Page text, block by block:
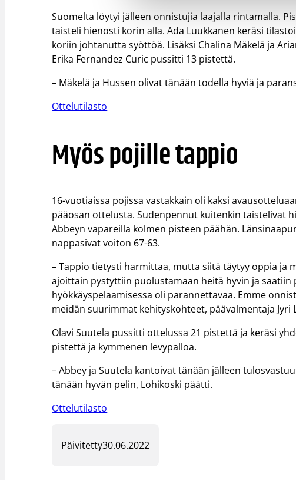
Suomelta löytyi jälleen onnistujia laajalla rintamalla.
taisteli hienosti korin alla. Ada Luukkanen keräsi
koriin johtanutta syöttöä. Lisäksi Chalina Mäkelä ja
Erika Fernandez Curic pussitti 13 pistettä.
– Mäkelä ja Hussen olivat tänään todella hyviä ja
Ottelutilasto
Myös pojille tappio
16-vuotiaissa pojissa vastakkain oli kaksi
pääosan ottelusta. Sudenpennut kuitenkin taistelivat
Abbeyn vapareilla kolmen pisteen päähän.
nappasivat voiton 67-63.
– Tappio tietysti harmittaa, mutta siitä täytyy oppia ja
ajoittain pystyttiin puolustamaan heitä hyvin ja saatiin
hyökkäyspelaamisessa oli parannettavaa. Emme
meidän suurimmat kehityskohteet, päävalmentaja Jyri
Olavi Suutela pussitti ottelussa 21 pistettä ja keräsi
pistettä ja kymmenen levypalloa.
– Abbey ja Suutela kantoivat tänään jälleen
tänään hyvän pelin, Lohikoski päätti.
Ottelutilasto
Päivitetty30.06.2022